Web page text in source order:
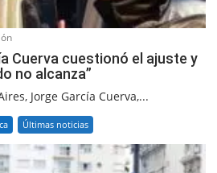
Cuerva cuestionó el ajuste y
no alcanza”
Jorge García Cuerva,...
Últimas noticias